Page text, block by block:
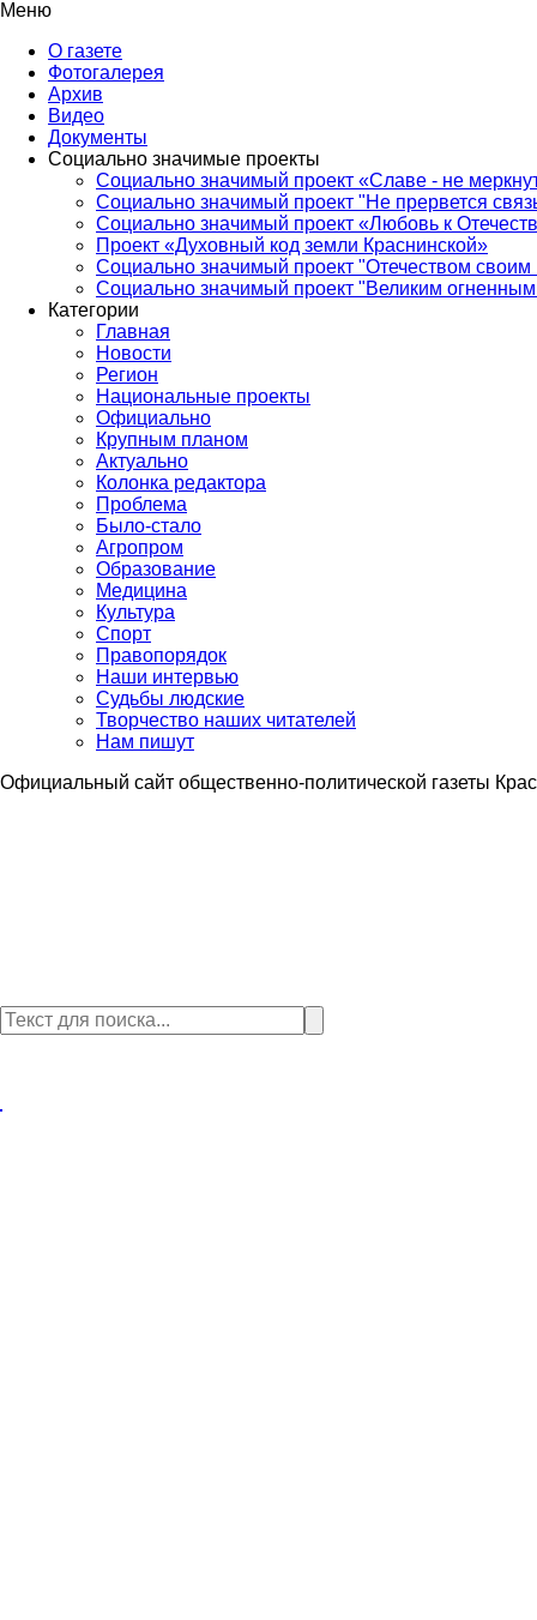
Меню
О газете
Фотогалерея
Архив
Видео
Документы
Социально значимые проекты
Социально значимый проект «Славе - не
Социально значимый проект "Не прервется
Социально значимый проект «Любовь к
Проект «Духовный код земли Краснинской»
Социально значимый проект "Отечеством своим
Социально значимый проект "Великим
Категории
Главная
Новости
Регион
Национальные проекты
Официально
Крупным планом
Актуально
Колонка редактора
Проблема
Было-стало
Агропром
Образование
Медицина
Культура
Спорт
Правопорядок
Наши интервью
Судьбы людские
Творчество наших читателей
Нам пишут
Официальный сайт общественно-политической газеты